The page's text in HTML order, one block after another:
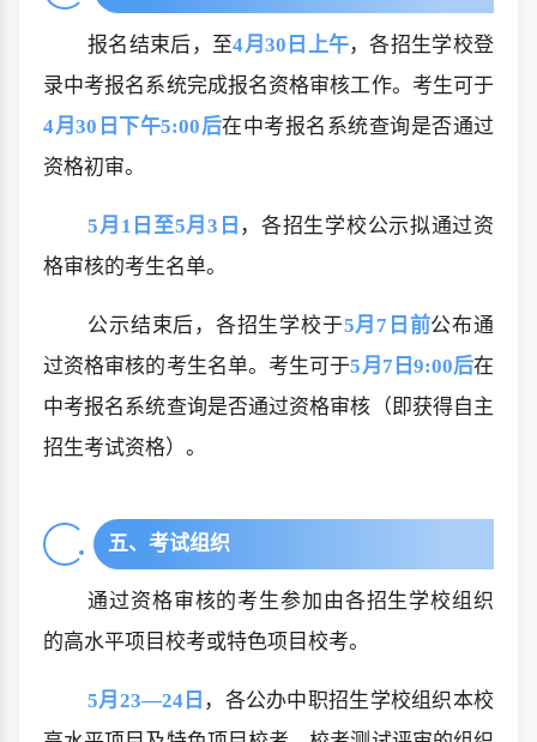
报名结束后，至4月30日上午，各招生学校登
录中考报名系统完成报名资格审核工作。考生可于
4月30日下午5:00后在中考报名系统查询是否通过
资格初审。
5月1日至5月3日 ，各招生学校公示拟通过资
格审核的考生名单。
公示结束后，各招生学校于5月7日前公布通
过资格审核的考生名单。考生可于5月7日9:00后在
中考报名系统查询是否通过资格审核（即获得自主
招生考试资格）。
五、考试组织
通过资格审核的考生参加由各招生学校组织
的高水平项目校考或特色项目校考。
5月23—24日 ，各公办中职招生学校组织本校